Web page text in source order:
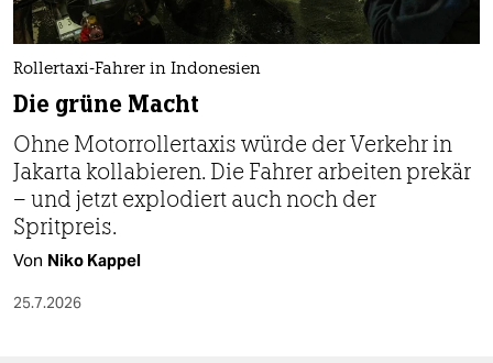
Rollertaxi-Fahrer in Indonesien
Die grüne Macht
Ohne Motorrollertaxis würde der Verkehr in
Jakarta kollabieren. Die Fahrer arbeiten prekär
– und jetzt explodiert auch noch der
Spritpreis.
Von Niko Kappel
25.7.2026